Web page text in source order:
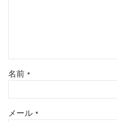
名前 *
メール *